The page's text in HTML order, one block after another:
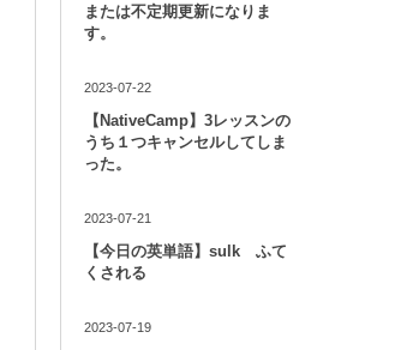
または不定期更新になりま
す。
2023-07-22
【NativeCamp】3レッスンの
うち１つキャンセルしてしま
った。
2023-07-21
【今日の英単語】sulk ふて
くされる
2023-07-19